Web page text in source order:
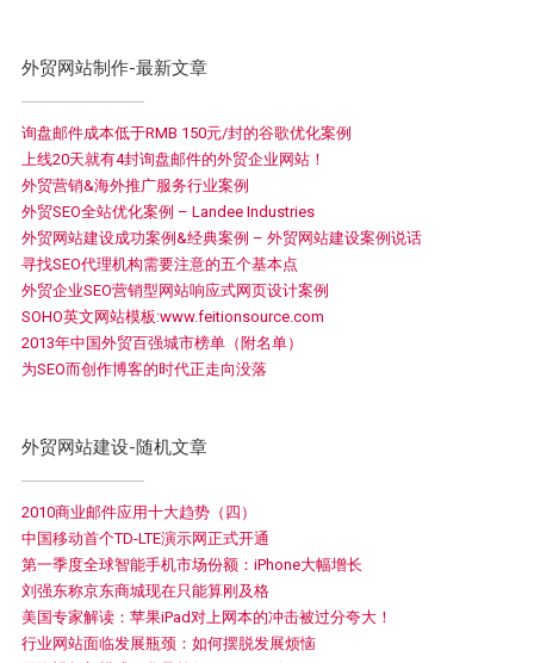
外贸网站制作-最新文章
询盘邮件成本低于RMB 150元/封的谷歌优化案例
上线20天就有4封询盘邮件的外贸企业网站！
外贸营销&海外推广服务行业案例
外贸SEO全站优化案例 – Landee Industries
外贸网站建设成功案例&经典案例 – 外贸网站建设案例说话
寻找SEO代理机构需要注意的五个基本点
外贸企业SEO营销型网站响应式网页设计案例
SOHO英文网站模板:www.feitionsource.com
2013年中国外贸百强城市榜单（附名单）
为SEO而创作博客的时代正走向没落
外贸网站建设-随机文章
2010商业邮件应用十大趋势（四）
中国移动首个TD-LTE演示网正式开通
第一季度全球智能手机市场份额：iPhone大幅增长
刘强东称京东商城现在只能算刚及格
美国专家解读：苹果iPad对上网本的冲击被过分夸大！
行业网站面临发展瓶颈：如何摆脱发展烦恼